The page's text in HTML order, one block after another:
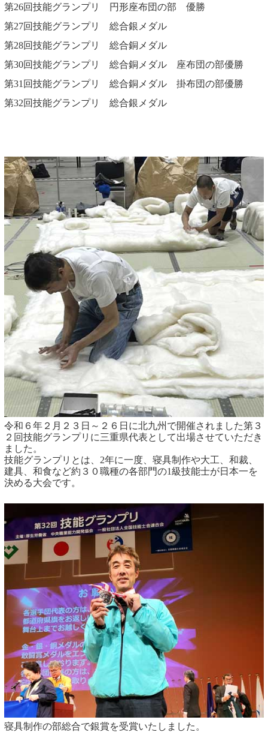
第26回技能グランプリ 円形座布団の部 優勝
第27回技能グランプリ 総合銀メダル
第28回技能グランプリ 総合銅メダル
第30回技能グランプリ 総合銅メダル 座布団の部優勝
​第31回技能グランプリ 総合銅メダル 掛布団の部優勝
第32回技能グランプリ 総合銀メダル
令和６年２月２３日～２６日に北九州で開催されました第３
２回技能グランプリに三重県代表として出場させていただき
ました。
技能グランプリとは、2年に一度、寝具制作や大工、和裁、
建具、和食など約３０職種の各部門の1級技能士が日本一を
決める大会です。
寝具制作の部総合で銀賞を受賞いたしました。